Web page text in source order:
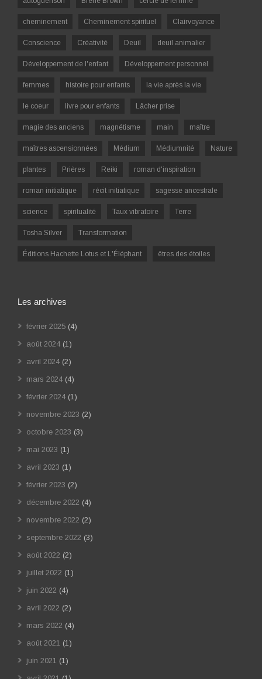
cheminement Cheminement spirituel Clairvoyance
Conscience Créativité Deuil deuil animalier
Développement de l'enfant Développement personnel
femmes histoire pour enfants la vie après la vie
le coeur livre pour enfants Lâcher prise
magie des anciens magnétisme main maître
maîtres ascensionnées Médium Médiumnité Nature
plantes Prières Reiki roman d'inspiration
roman initiatique récit initiatique sagesse ancestrale
science spiritualité Taux vibratoire Terre
Tosha Silver Transformation
Éditions Hachette Lotus et L'Éléphant êtres des étoiles
Les archives
février 2025 (4)
août 2024 (1)
avril 2024 (2)
mars 2024 (4)
février 2024 (1)
novembre 2023 (2)
octobre 2023 (3)
mai 2023 (1)
avril 2023 (1)
février 2023 (2)
décembre 2022 (4)
novembre 2022 (2)
septembre 2022 (3)
août 2022 (2)
juillet 2022 (1)
juin 2022 (4)
avril 2022 (2)
mars 2022 (4)
août 2021 (1)
juin 2021 (1)